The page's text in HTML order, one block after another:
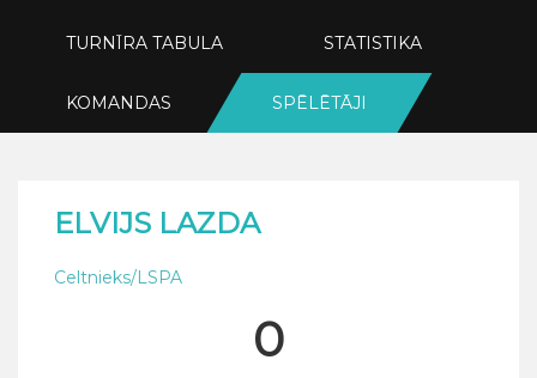
TURNĪRA TABULA STATISTIKA
KOMANDAS SPĒLĒTĀJI
ELVIJS LAZDA
Celtnieks/LSPA
0